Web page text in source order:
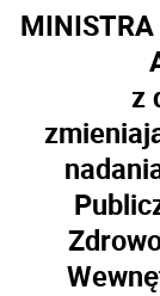
MINISTRA
z